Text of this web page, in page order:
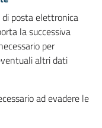
posta elettronica
la successiva
per
altri dati
ad evadere le